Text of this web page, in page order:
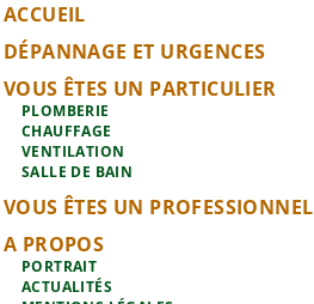
ACCUEIL
DÉPANNAGE ET URGENCES
VOUS ÊTES UN PARTICULIER
PLOMBERIE
CHAUFFAGE
VENTILATION
SALLE DE BAIN
VOUS ÊTES UN PROFESSIONNEL
A PROPOS
PORTRAIT
ACTUALITÉS